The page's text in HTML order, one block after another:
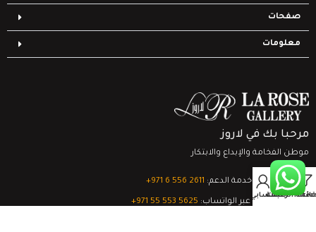
صفحات
معلومات
مرحبا بك في لاروز
موطن الفخامة والإبداع والابتكار
تواصل مع خدمة الدعم: ‎+971 6 556 2611
الدعم الفني عبر الواتساب: ‎+971 55 553 5625
قائمة الرغبات
0
السلةحسابي